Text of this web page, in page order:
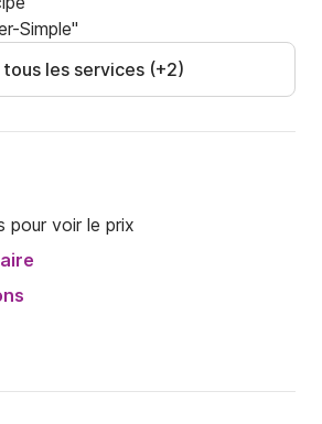
jour
: 150 euros
: 70 euros/semaine
Simple"
tous les services (+2)
voir le prix